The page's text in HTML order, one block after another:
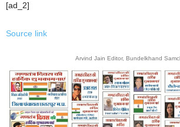
[ad_2]
Source link
Arvind Jain Editor, Bundelkhand